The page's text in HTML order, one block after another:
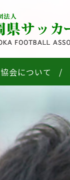
協会について